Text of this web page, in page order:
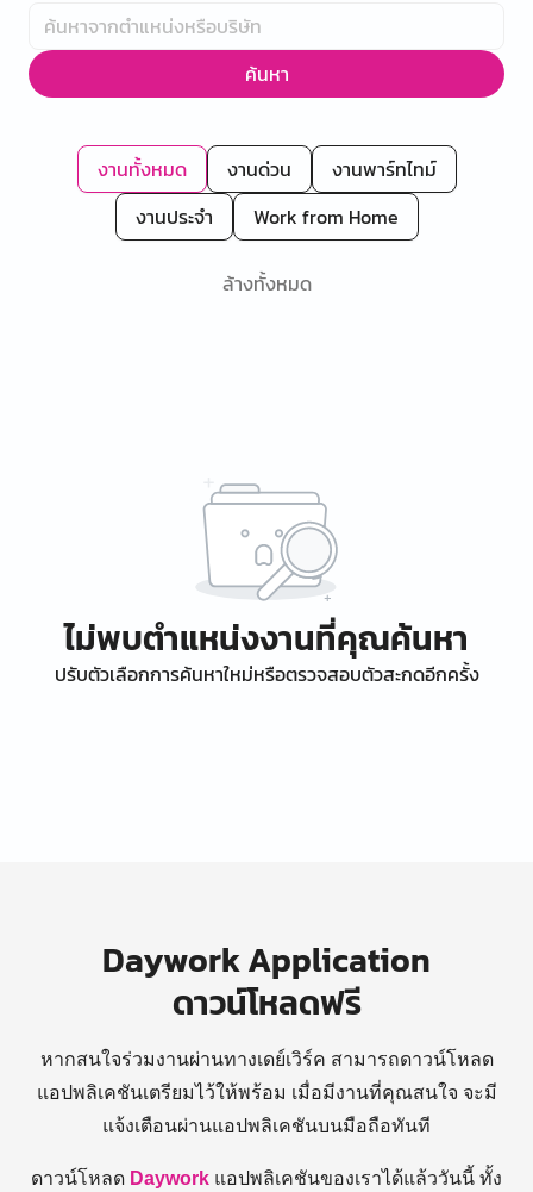
ค้นหา
งานทั้งหมด งานด่วน
งานพาร์ทไทม์
งานประจำ
Work from Home
ล้างทั้งหมด
ไม่พบตำแหน่งงานที่คุณค้นหา
ปรับตัวเลือกการค้นหาใหม่หรือตรวจสอบตัวสะกดอีกครั้ง
Daywork Application
ดาวน์โหลดฟรี
หากสนใจร่วมงานผ่านทางเดย์เวิร์ค สามารถดาวน์โหลด
แอปพลิเคชันเตรียมไว้ให้พร้อม เมื่อมีงานที่คุณสนใจ จะมี
แจ้งเตือนผ่านแอปพลิเคชันบนมือถือทันที
ดาวน์โหลด Daywork แอปพลิเคชันของเราได้แล้ววันนี้ ทั้ง